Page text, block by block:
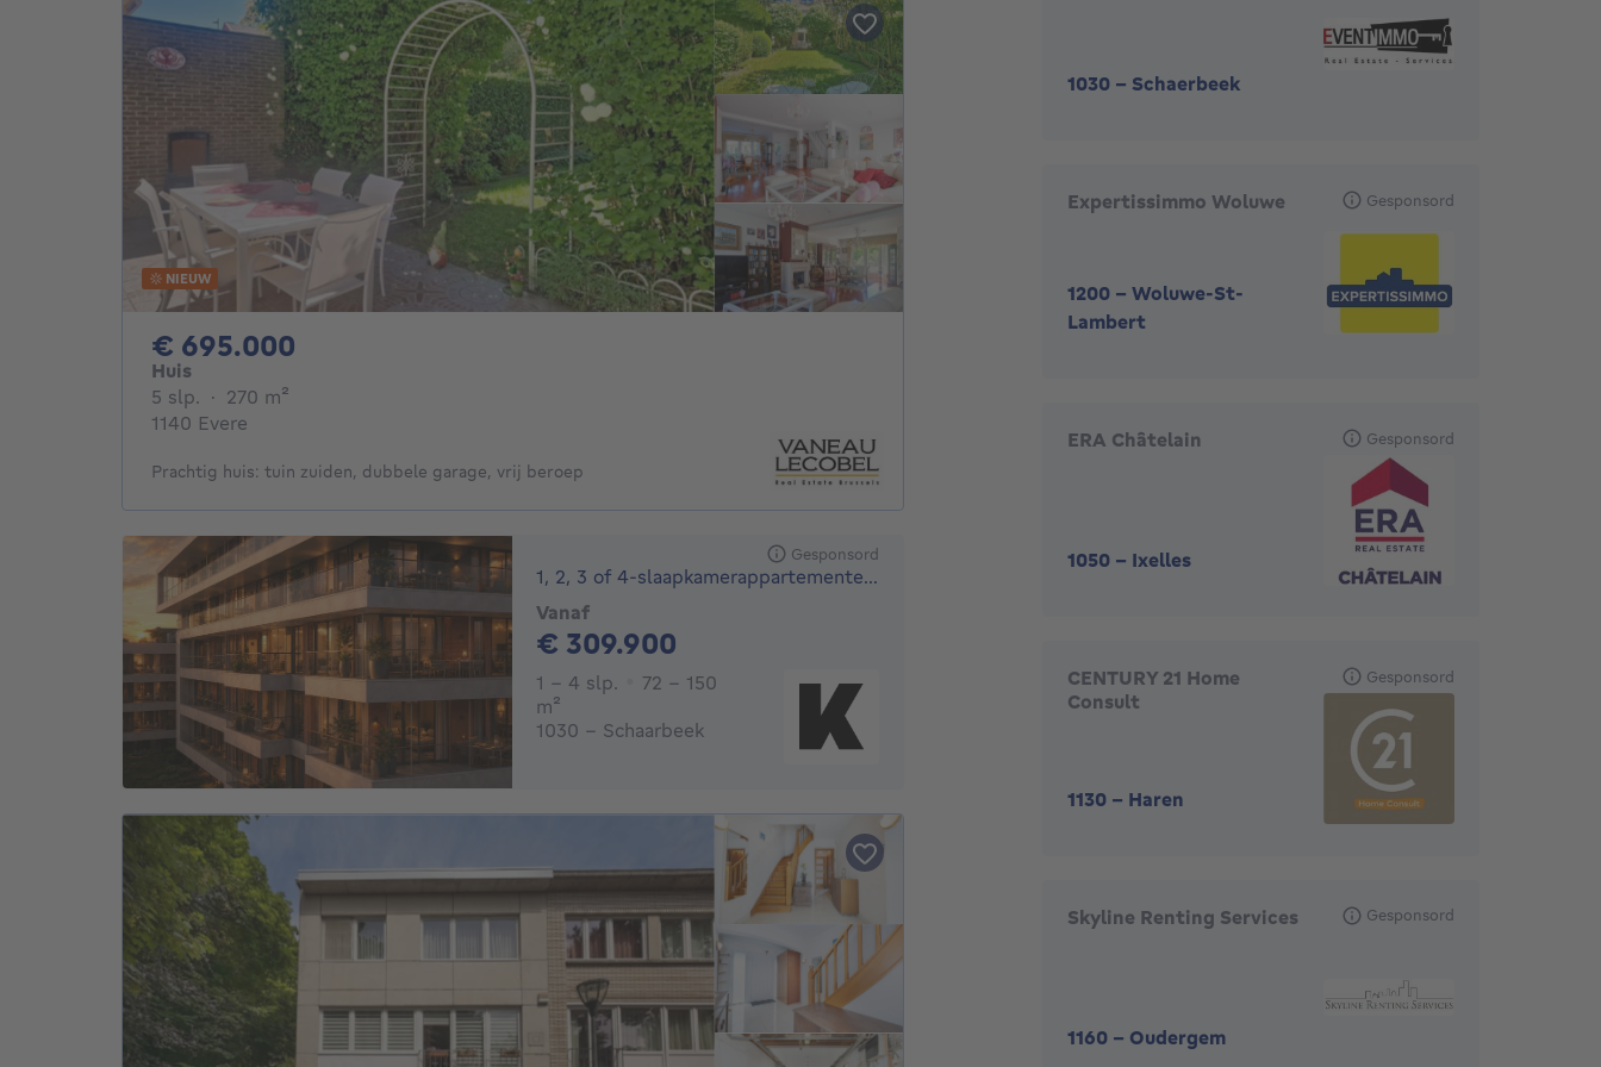
NIEUW
€ 695.000
Huis
5 slp. 5 slaapkamers
· 270 m²
1140 Evere
Prachtig huis: tuin zuiden, dubbele garage, vrij beroep
Gesponsord
1, 2, 3 of 4-slaapkamerappartementen nabij Mediapark Brussel
Vanaf
€ 309.900
1 - 4 Slaapkamers
1 - 4 slp.
72 - 150
m²
1030 - Schaarbeek
1030 - Schaerbeek
Expertissimmo Woluwe
1200 - Woluwe-St-
Lambert
Gesponsord
ERA Châtelain
1050 - Ixelles
Gesponsord
CENTURY 21 Home
Consult
1130 - Haren
Gesponsord
Skyline Renting Services
1160 - Oudergem
Gesponsord